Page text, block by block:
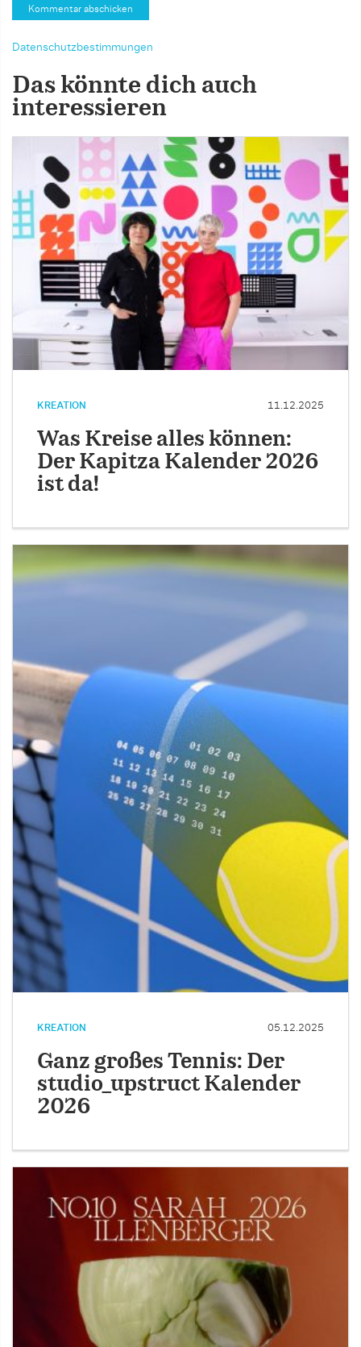
Datenschutzbestimmungen
Das könnte dich auch
interessieren
KREATION 11.12.2025
Was Kreise alles können:
Der Kapitza Kalender 2026
ist da!
KREATION 05.12.2025
Ganz großes Tennis: Der
studio_upstruct Kalender
2026